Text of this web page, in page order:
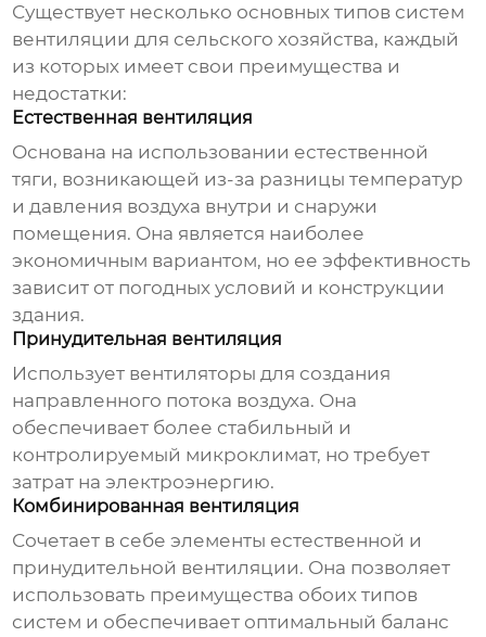
Существует несколько основных типов систем
вентиляции для сельского хозяйства, каждый
из которых имеет свои преимущества и
недостатки:
Естественная вентиляция
Основана на использовании естественной
тяги, возникающей из-за разницы температур
и давления воздуха внутри и снаружи
помещения. Она является наиболее
экономичным вариантом, но ее эффективность
зависит от погодных условий и конструкции
здания.
Принудительная вентиляция
Использует вентиляторы для создания
направленного потока воздуха. Она
обеспечивает более стабильный и
контролируемый микроклимат, но требует
затрат на электроэнергию.
Комбинированная вентиляция
Сочетает в себе элементы естественной и
принудительной вентиляции. Она позволяет
использовать преимущества обоих типов
систем и обеспечивает оптимальный баланс